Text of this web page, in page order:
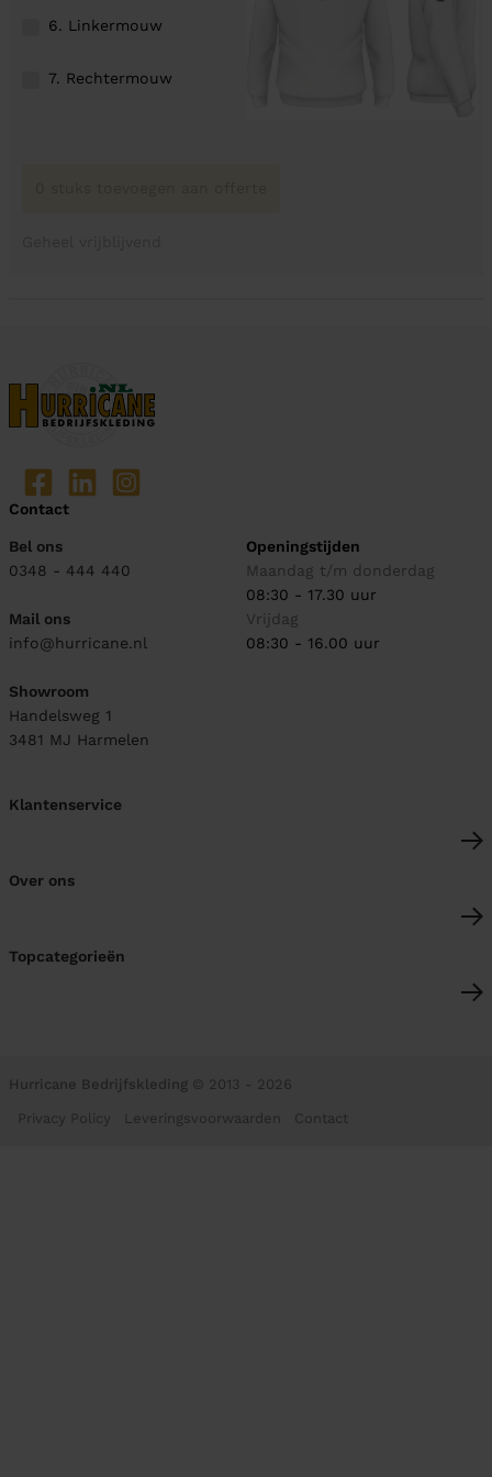
6. Linkermouw
7. Rechtermouw
Contact
Bel ons
0348 - 444 440
Mail ons
info@hurricane.nl
Showroom
Handelsweg 1
3481 MJ Harmelen
Openingstijden
Maandag t/m donderdag
08:30 - 17.30 uur
Vrijdag
08:30 - 16.00 uur
Klantenservice
Over ons
Topcategorieën
Hurricane Bedrijfskleding © 2013 - 2026
Privacy Policy Leveringsvoorwaarden Contact